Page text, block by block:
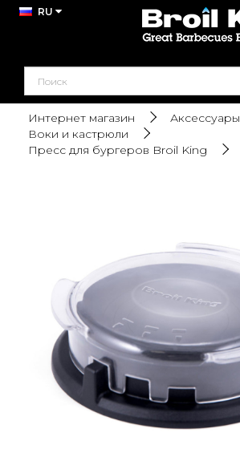
RU
Интернет магазин
Аксессуары
Воки и кастрюли
Пресс для бургеров Broil King